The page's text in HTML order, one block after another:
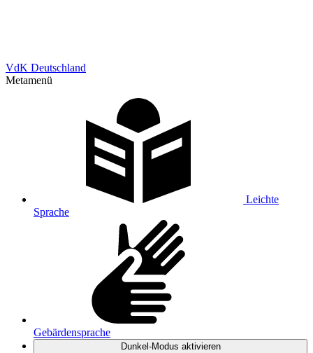
VdK Deutschland
Metamenü
Leichte
Sprache
Gebärdensprache
Dunkel-Modus aktivieren